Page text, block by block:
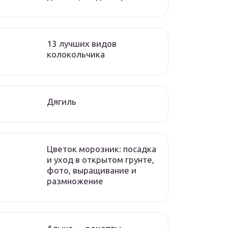
13 лучших видов
колокольчика
Дягиль
Цветок морозник: посадка
и уход в открытом грунте,
фото, выращивание и
размножение